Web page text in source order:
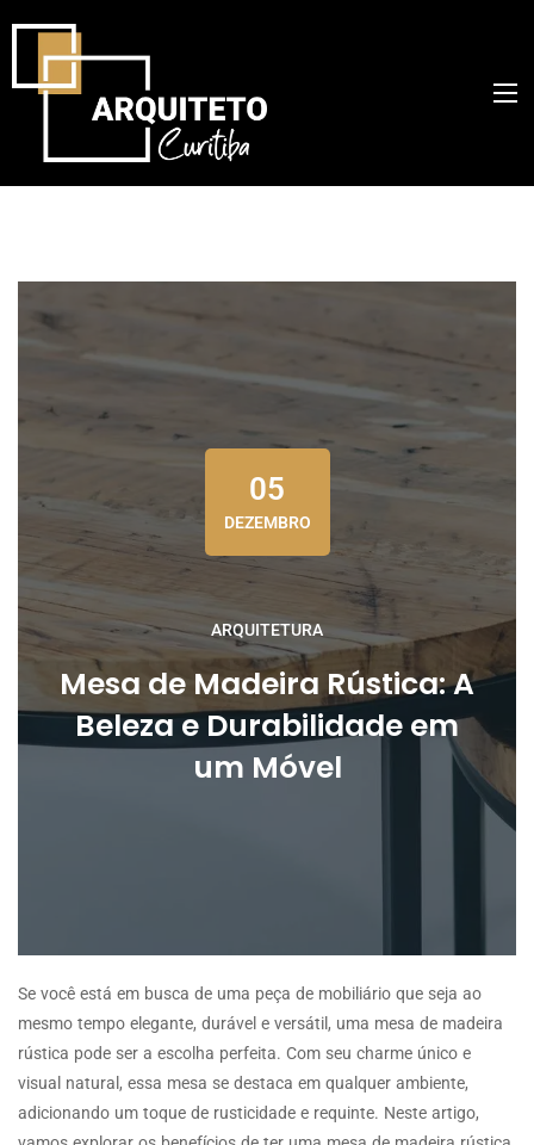
05
DEZEMBRO
ARQUITETURA
Mesa de Madeira Rústica: A
Beleza e Durabilidade em
um Móvel
Se você está em busca de uma peça de mobiliário que seja ao
mesmo tempo elegante, durável e versátil, uma mesa de madeira
rústica pode ser a escolha perfeita. Com seu charme único e
visual natural, essa mesa se destaca em qualquer ambiente,
adicionando um toque de rusticidade e requinte. Neste artigo,